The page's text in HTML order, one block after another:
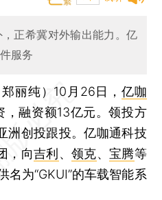
正希冀对外输出能力。亿
服务
丽纯） 10月26日， 亿咖
，融资额13亿元。领投方
洲创投跟投。亿咖通科技
，向吉利 、 领克、 宝腾等
为“GKUI”的车载智能系